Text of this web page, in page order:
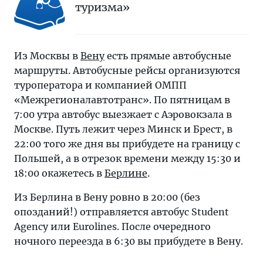
туризма»
Из Москвы в Венуесть прямые автобусные
маршруты. Автобусные рейсы организуются
туроператора и компанией ОМПП
«Межрегионалавтотранс». По пятницам в
7:00 утра автобус выезжает с Аэровокзала в
Москве. Путь лежит через Минск и Брест, в
22:00 того же дня вы прибудете на границу с
Польшей, а в отрезок времени между 15:30 и
18:00 окажетесь в Берлине.
Из Берлина в Вену ровно в 20:00 (без
опозданий!) отправляется автобус Student
Agency или Eurolines. После очередного
ночного переезда в 6:30 вы прибудете в Вену.